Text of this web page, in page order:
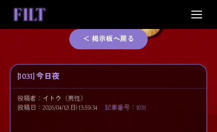
content
＜ 掲示板へ戻る
[1031] 今日夜
投稿者： イトウ
（男性）
投稿日：2026/04/12(日) 13:59:34
記事番号：1031